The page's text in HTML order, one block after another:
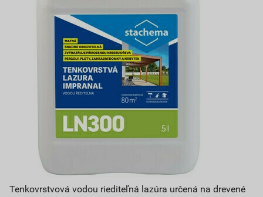
Tenkovrstvová vodou riediteľná lazúra určená na drevené